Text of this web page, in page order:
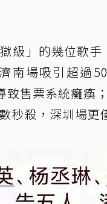
級」的幾位歌手
南場吸引超過
致售票系統癱瘓
秒殺，深圳場